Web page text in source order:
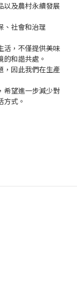
以及農村永續發展
、社會和治理
活，不僅提供美味
和諧共處。
，因此我們在生產
希望進一步減少對
式。